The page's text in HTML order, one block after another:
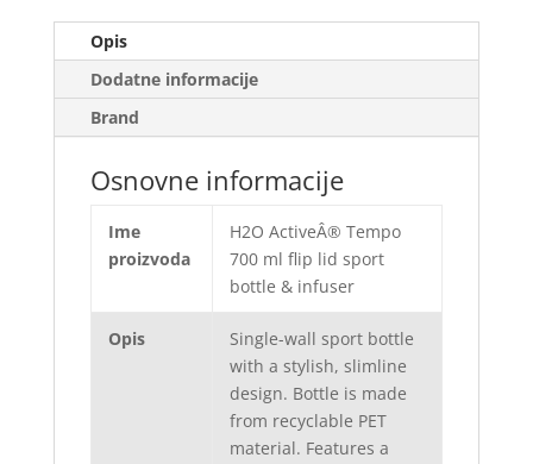
Opis
Dodatne informacije
Brand
Osnovne informacije
Ime
proizvoda
H2O ActiveÂ® Tempo
700 ml flip lid sport
bottle & infuser
Opis
Single-wall sport bottle
with a stylish, slimline
design. Bottle is made
from recyclable PET
material. Features a